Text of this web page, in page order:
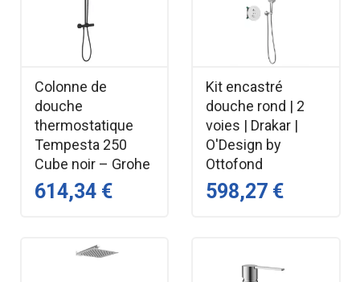
Colonne de
douche
thermostatique
Tempesta 250
Cube noir – Grohe
614,34 €
Kit encastré
douche rond | 2
voies | Drakar |
O'Design by
Ottofond
598,27 €